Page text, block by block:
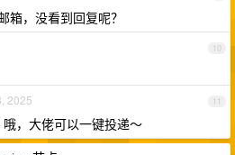
箱，没看到回复呢？
10
11
2025
，大佬可以一键投递～